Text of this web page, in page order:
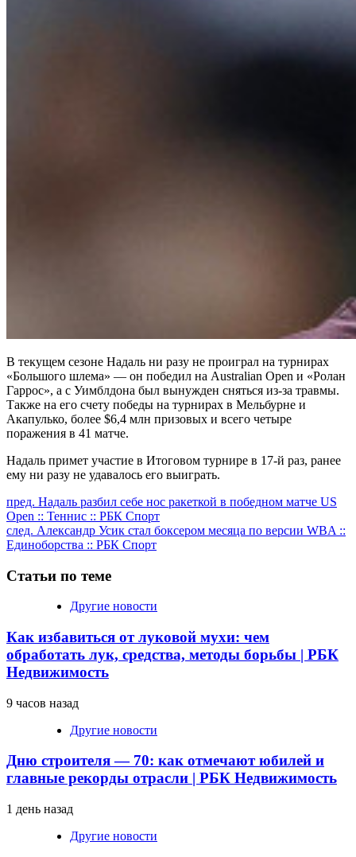
В текущем сезоне Надаль ни разу не проиграл на турнирах
«Большого шлема» — он победил на Australian Open и «Ролан
Гаррос», а с Уимблдона был вынужден сняться из-за травмы.
Также на его счету победы на турнирах в Мельбурне и
Акапулько, более $6,4 млн призовых и всего четыре
поражения в 41 матче.
Надаль примет участие в Итоговом турнире в 17-й раз, ранее
ему ни разу не удавалось его выиграть.
Продолжить
чтение
пред. Надаль разбил себе нос ракеткой в победном матче US
Open :: Теннис :: РБК Спорт
след. Александр Усик стал боксером месяца по версии WBA ::
Единоборства :: РБК Спорт
Статьи по теме
Другие новости
Как избавиться от луковой мухи: чем
обработать лук, средства, методы борьбы | РБК
Недвижимость
9 часов назад
Другие новости
Дню строителя — 70: как отмечают юбилей и
главные рекорды отрасли | РБК Недвижимость
1 день назад
Другие новости